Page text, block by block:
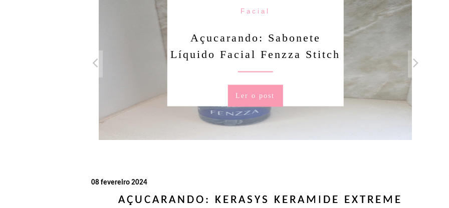
Facial
Açucarando: Sabonete
Líquido Facial Fenzza Stitch
Ler o post
08 fevereiro 2024
AÇUCARANDO: KERASYS KERAMIDE EXTREME